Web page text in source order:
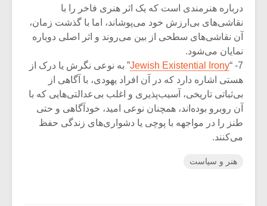
درباره هنرمندی است که یک اثر هنری فاخر را با
نقاشی‌های بی‌ارزش خود می‌پوشاند، اما با گذشت زمان،
آن نقاشی‌های سطحی از بین می‌روند و اثر اصلی دوباره
نمایان می‌شود.
7- “
Jewish Existential Irony” به نوعی نگرش یا درک از
هستی اشاره دارد که در آن افراد یهودی، با آگاهی از
بی‌ثباتی تاریخی، آسیب‌پذیری و اغلب بی‌عدالتی‌هایی که با
آن روبرو بوده‌اند، همچنان نوعی امید، خودآگاهی و حتی
طنز را در مواجهه با پوچی یا دشواری‌های زندگی حفظ
می‌کنند.
هنر و سیاست